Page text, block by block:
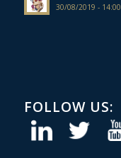
30/08/2019 - 14:00
FOLLOW US: